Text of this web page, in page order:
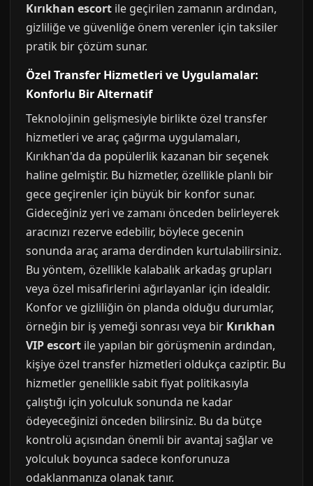
Kırıkhan escort ile geçirilen zamanın ardından,
gizliliğe ve güvenliğe önem verenler için taksiler
pratik bir çözüm sunar.
Özel Transfer Hizmetleri ve Uygulamalar:
Konforlu Bir Alternatif
Teknolojinin gelişmesiyle birlikte özel transfer
hizmetleri ve araç çağırma uygulamaları,
Kırıkhan'da da popülerlik kazanan bir seçenek
haline gelmiştir. Bu hizmetler, özellikle planlı bir
gece geçirenler için büyük bir konfor sunar.
Gideceğiniz yeri ve zamanı önceden belirleyerek
aracınızı rezerve edebilir, böylece gecenin
sonunda araç arama derdinden kurtulabilirsiniz.
Bu yöntem, özellikle kalabalık arkadaş grupları
veya özel misafirlerini ağırlayanlar için idealdir.
Konfor ve gizliliğin ön planda olduğu durumlar,
örneğin bir iş yemeği sonrası veya bir Kırıkhan
VIP escort ile yapılan bir görüşmenin ardından,
kişiye özel transfer hizmetleri oldukça caziptir. Bu
hizmetler genellikle sabit fiyat politikasıyla
çalıştığı için yolculuk sonunda ne kadar
ödeyeceğinizi önceden bilirsiniz. Bu da bütçe
kontrolü açısından önemli bir avantaj sağlar ve
yolculuk boyunca sadece konforunuza
odaklanmanıza olanak tanır.